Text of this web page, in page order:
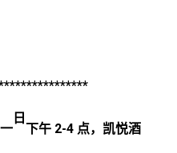
日
下午 2-4 点，凯悦酒